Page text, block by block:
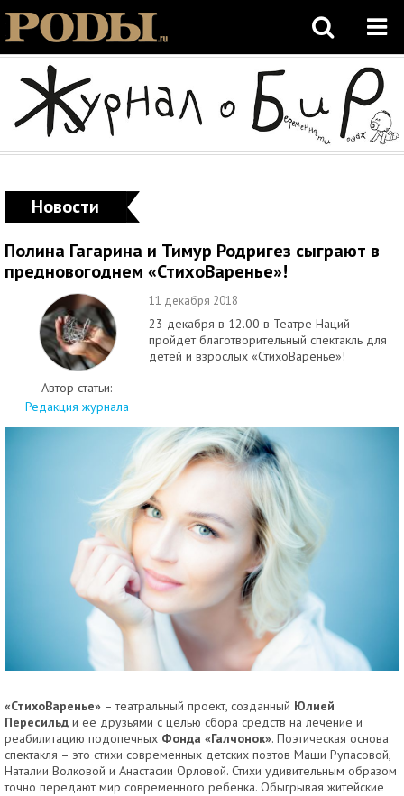
Новости
Полина Гагарина и Тимур Родригез сыграют в
предновогоднем «СтихоВаренье»!
Автор статьи:
Редакция журнала
11 декабря 2018
23 декабря в 12.00 в Театре Наций
пройдет благотворительный спектакль для
детей и взрослых «СтихоВаренье»!
«СтихоВаренье» – театральный проект, созданный Юлией
Пересильд и ее друзьями с целью сбора средств на лечение и
реабилитацию подопечных Фонда «Галчонок». Поэтическая основа
спектакля – это стихи современных детских поэтов Маши Рупасовой,
Наталии Волковой и Анастасии Орловой. Стихи удивительным образом
точно передают мир современного ребенка. Обыгрывая житейские